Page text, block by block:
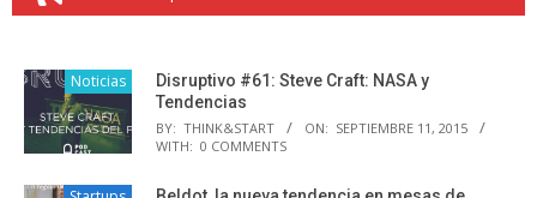
Noticias
Disruptivo #61: Steve Craft: NASA y
Tendencias
BY: THINK&START ON: SEPTIEMBRE 11, 2015
WITH: 0 COMMENTS